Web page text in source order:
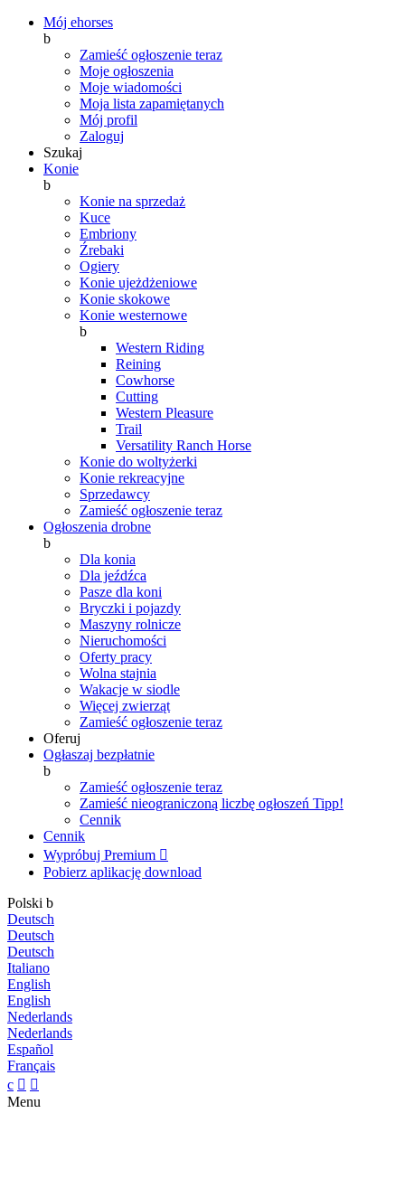
Mój ehorses
b
Zamieść ogłoszenie teraz
Moje ogłoszenia
Moje wiadomości
Moja lista zapamiętanych
Mój profil
Zaloguj
Szukaj
Konie
b
Konie na sprzedaż
Kuce
Embriony
Źrebaki
Ogiery
Konie ujeżdżeniowe
Konie skokowe
Konie westernowe
b
Western Riding
Reining
Cowhorse
Cutting
Western Pleasure
Trail
Versatility Ranch Horse
Konie do woltyżerki
Konie rekreacyjne
Sprzedawcy
Zamieść ogłoszenie teraz
Ogłoszenia drobne
b
Dla konia
Dla jeźdźca
Pasze dla koni
Bryczki i pojazdy
Maszyny rolnicze
Nieruchomości
Oferty pracy
Wolna stajnia
Wakacje w siodle
Więcej zwierząt
Zamieść ogłoszenie teraz
Oferuj
Ogłaszaj bezpłatnie
b
Zamieść ogłoszenie teraz
Zamieść nieograniczoną liczbę ogłoszeń Tipp!
Cennik
Cennik
Wypróbuj Premium 
Pobierz aplikację download
Polski b
Deutsch
Deutsch
Deutsch
Italiano
English
English
Nederlands
Nederlands
Español
Français
c  
Menu